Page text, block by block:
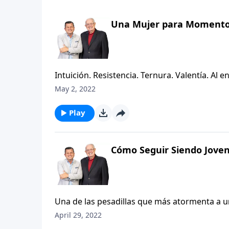
Una Mujer para
Intuición. Resistencia. Ternura. Valentía. Al
mente una mujer en particular que para mi
principio a fin. Su historia aparece en la
libro de Ester es el siguiente: Nuestro lugar
May 2, 2022
Play
Cómo Seguir Siendo
Una de las pesadillas que más atormenta a
padre o un abuelo que rehúsa mantenerse
April 29, 2022